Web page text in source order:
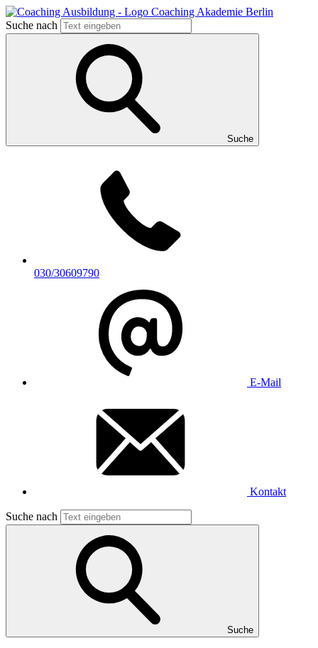
Suche nach
Suche
030/30609790
E-Mail
Kontakt
Suche nach
Suche